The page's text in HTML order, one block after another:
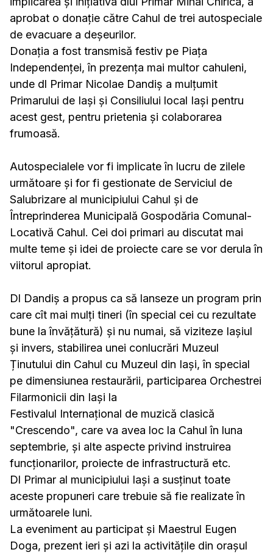
aprobat o donație către Cahul de trei autospeciale
de evacuare a deșeurilor.
Donația a fost transmisă festiv pe Piața
Independenței, în prezența mai multor cahuleni,
unde dl Primar Nicolae Dandiș a mulțumit
Primarului de Iași și Consiliului local Iași pentru
acest gest, pentru prietenia și colaborarea
frumoasă.
Autospecialele vor fi implicate în lucru de zilele
următoare și for fi gestionate de Serviciul de
Salubrizare al municipiului Cahul și de
Întreprinderea Municipală Gospodăria Comunal-
Locativă Cahul. Cei doi primari au discutat mai
multe teme și idei de proiecte care se vor derula în
viitorul apropiat.
Dl Dandiș a propus ca să lanseze un program prin
care cît mai mulți tineri (în special cei cu rezultate
bune la învățătură) și nu numai, să viziteze Iașiul
și invers, stabilirea unei conlucrări Muzeul
Ținutului din Cahul cu Muzeul din Iași, în special
pe dimensiunea restaurării, participarea Orchestrei
Filarmonicii din Iași la
Festivalul Internațional de muzică clasică
"Crescendo", care va avea loc la Cahul în luna
septembrie, și alte aspecte privind instruirea
funcționarilor, proiecte de infrastructură etc.
Dl Primar al municipiului Iași a susținut toate
aceste propuneri care trebuie să fie realizate în
următoarele luni.
La eveniment au participat și Maestrul Eugen
Doga, prezent ieri și azi la activitățile din orașul